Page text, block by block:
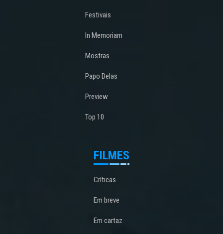
Festivais
In Memoriam
Mostras
Papo Delas
Preview
Top 10
FILMES
Críticas
Em breve
Em cartaz